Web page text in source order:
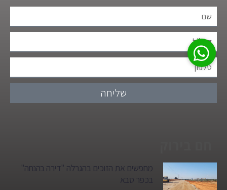
שליחה
מחפשים את הזוכים בהגרלה "דירה בהנחה"
בכפר סבא